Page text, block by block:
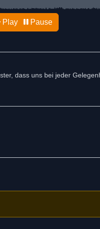
Play Pause
dass uns bei jeder